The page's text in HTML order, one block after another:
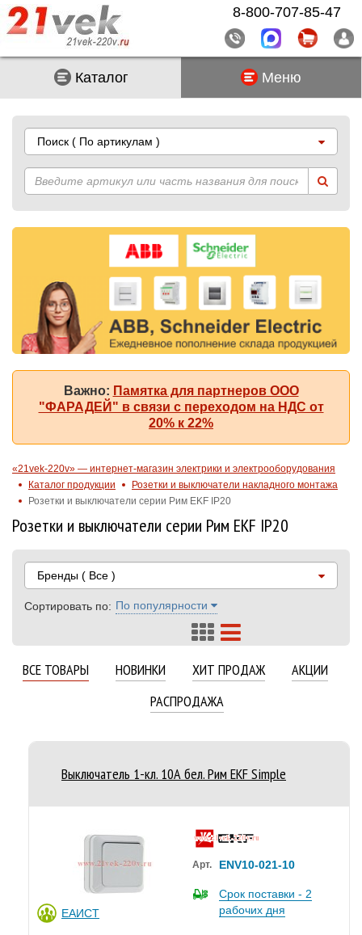
Каталог Меню
Поиск ( По артикулам )
Важно: Памятка для партнеров ООО
"ФАРАДЕЙ" в связи с переходом на НДС от
20% к 22%
«21vek-220v» — интернет-магазин электрики и электрооборудования
Каталог продукции
Розетки и выключатели накладного монтажа
Розетки и выключатели серии Рим EKF IP20
Розетки и выключатели серии Рим EKF IP20
Бренды ( Все )
Сортировать по: По популярности
ВСЕ ТОВАРЫ НОВИНКИ ХИТ ПРОДАЖ
АКЦИИ
РАСПРОДАЖА
Выключатель 1-кл. 10А бел. Рим EKF Simple
ЕАИСТ
Арт. ENV10-021-10
Срок поставки - 2
рабочих дня
8-800-707-85-47